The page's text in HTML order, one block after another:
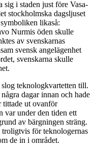
i staden just före Vasa-
stockholmska dagsljuset
likaså:
Nurmis öden skulle
av svenskarnas
svensk angelägenhet
svenskarna skulle
teknologkvartetten till.
dagar innan och hade
tittade ut ovanför
var under den tiden ett
av bärgningen sträng.
för teknologernas
de in i området.